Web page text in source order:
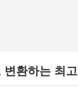
환하는 최